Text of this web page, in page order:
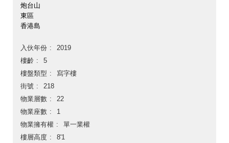
炮台山
東區
香港島
入伙年份
2019
樓齡
5
樓盤類型
寫字樓
街號
218
物業層數
22
物業座數
1
物業擁有權
單一業權
樓層高度
8'1